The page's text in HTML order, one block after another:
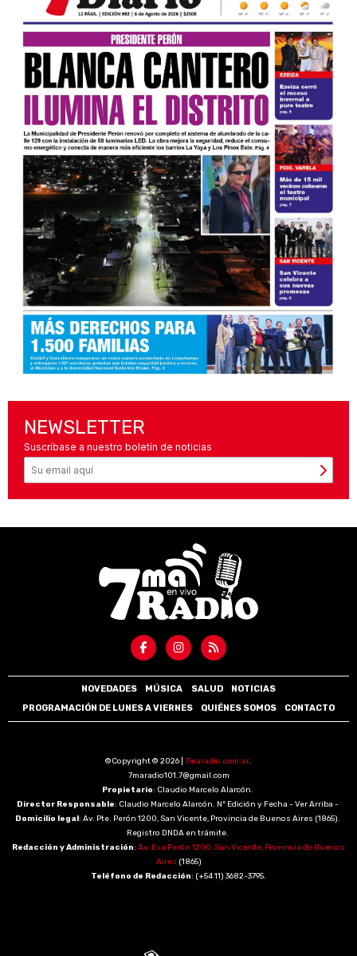
NEWSLETTER
Suscríbase a nuestro boletín de noticias
NOVEDADES MÚSICA SALUD
NOTICIAS
PROGRAMACIÓN DE LUNES A VIERNES
QUIÉNES SOMOS CONTACTO
©Copyright © 2026 | 7maradio.com.ar.
7maradio101.7@gmail.com
Propietario: Claudio Marcelo Alarcón.
Director Responsable: Claudio Marcelo Alarcón. Nº Edición y Fecha - Ver Arriba -
Domicilio legal: Av. Pte. Perón 1200, San Vicente, Provincia de Buenos Aires (1865).
Registro DNDA en trámite.
Redacción y Administración: Av. Eva Perón 1200, San Vicente, Provincia de Buenos
Aires (1865)
Teléfono de Redacción: (+54 11) 3682-3795.